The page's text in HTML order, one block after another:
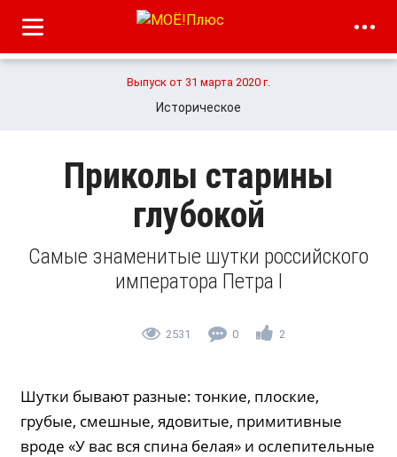
Выпуск от 31 марта 2020 г.
Историческое
Приколы старины
глубокой
Самые знаменитые шутки российского
императора Петра I
2531 0 2
Шутки бывают разные: тонкие, плоские,
грубые, смешные, ядовитые, примитивные
вроде «У вас вся спина белая» и ослепительные